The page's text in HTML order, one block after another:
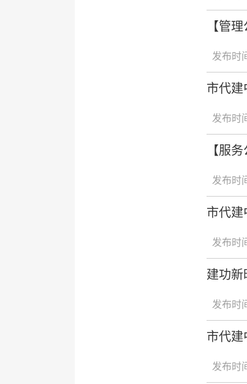
【管
发布时
市代
发布时
【服
发布时
市代建
发布时
建功
发布时
市代建
发布时